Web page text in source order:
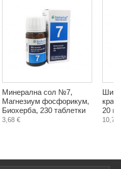
Минерална сол №7,
Магнезиум фосфорикум,
Биохерба, 230 таблетки
3,68 €
20
10,70